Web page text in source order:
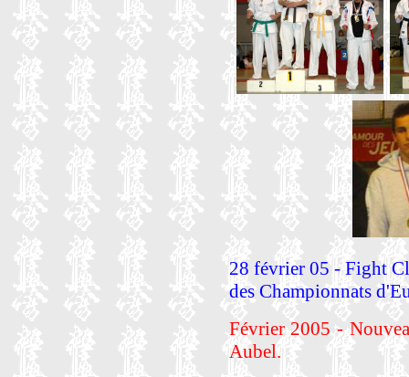
28 février 05 - Fight
des Championnats
Février 2005 -
Aubel.